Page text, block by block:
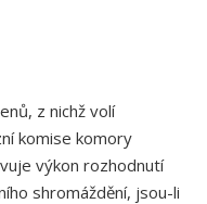
z nichž volí
komise komory
výkon rozhodnutí
shromáždění, jsou-li